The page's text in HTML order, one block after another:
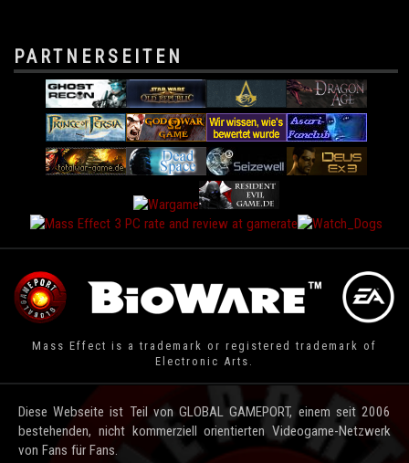
PARTNERSEITEN
Mass Effect is a trademark or registered trademark of
Electronic Arts.
Diese Webseite ist Teil von GLOBAL GAMEPORT, einem seit 2006
bestehenden, nicht kommerziell orientierten Videogame-Netzwerk
von Fans für Fans.